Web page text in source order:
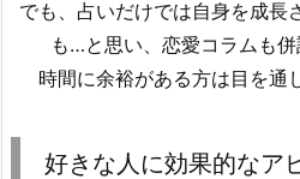
でも、占いだけでは自身を成長
も…と思い、恋愛コラムも併
時間に余裕がある方は目を通
好きな人に効果的なア